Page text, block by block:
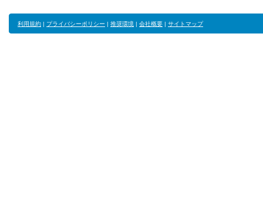
利用規約 | プライバシーポリシー | 推奨環境 | 会社概要 | サイトマップ